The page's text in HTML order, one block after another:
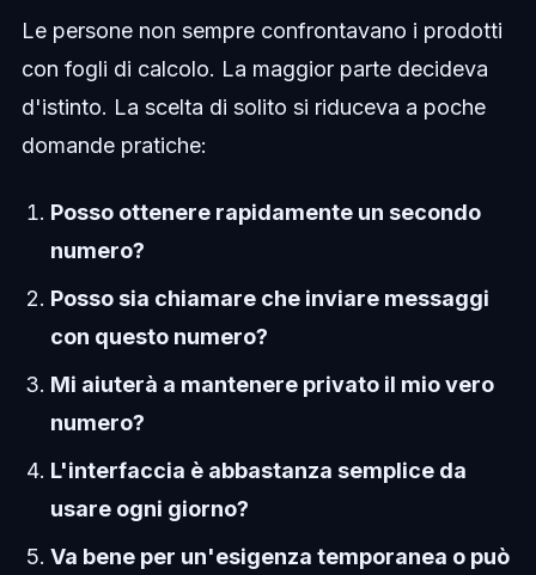
Le persone non sempre confrontavano i prodotti
con fogli di calcolo. La maggior parte decideva
d'istinto. La scelta di solito si riduceva a poche
domande pratiche:
Posso ottenere rapidamente un secondo
numero?
Posso sia chiamare che inviare messaggi
con questo numero?
Mi aiuterà a mantenere privato il mio vero
numero?
L'interfaccia è abbastanza semplice da
usare ogni giorno?
Va bene per un'esigenza temporanea o può